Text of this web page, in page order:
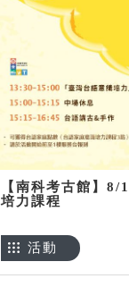
【南科考古館】8/
培力課程
活動